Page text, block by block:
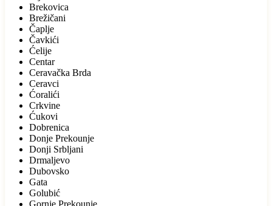
Brekovica
Brežičani
Čaplje
Čavkići
Ćelije
Centar
Ceravačka Brda
Ceravci
Ćoralići
Crkvine
Ćukovi
Dobrenica
Donje Prekounje
Donji Srbljani
Drmaljevo
Dubovsko
Gata
Golubić
Gornje Prekounje